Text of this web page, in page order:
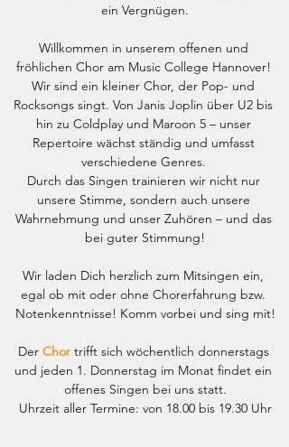
ein Vergnügen.
Willkommen in unserem offenen und
fröhlichen Chor am Music College Hannover!
Wir sind ein kleiner Chor, der Pop- und
Rocksongs singt. Von Janis Joplin über U2 bis
hin zu Coldplay und Maroon 5 – unser
Repertoire wächst ständig und umfasst
verschiedene Genres.
Durch das Singen trainieren wir nicht nur
unsere Stimme, sondern auch unsere
Wahrnehmung und unser Zuhören – und das
bei guter Stimmung!
Wir laden Dich herzlich zum Mitsingen ein,
egal ob mit oder ohne Chorerfahrung bzw.
Notenkenntnisse! Komm vorbei und sing mit!
Der Chor trifft sich wöchentlich donnerstags
und jeden 1. Donnerstag im Monat findet ein
offenes Singen bei uns statt.
Uhrzeit aller Termine: von 18.00 bis 19.30 Uhr